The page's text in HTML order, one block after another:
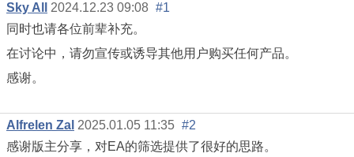
Sky All 2024.12.23 09:08 #1
同时也请各位前辈补充。
在讨论中，请勿宣传或诱导其他用户购买任何产品。
感谢。
Alfrelen Zal 2025.01.05 11:35 #2
感谢版主分享，对EA的筛选提供了很好的思路。